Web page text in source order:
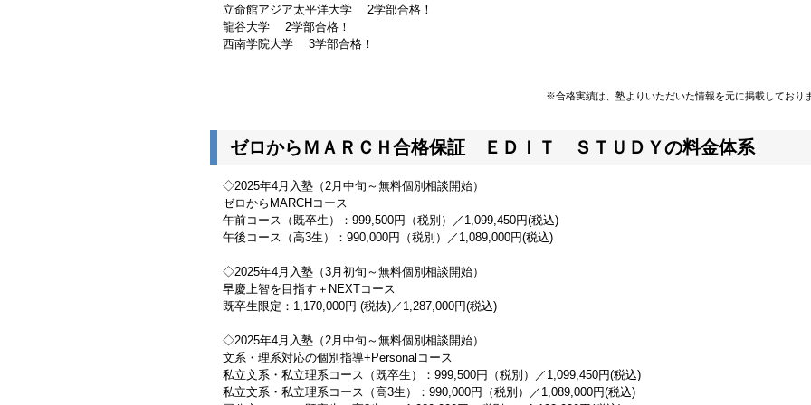
立命館アジア太平洋大学 2学部合格！
龍谷大学 2学部合格！
西南学院大学 3学部合格！
※合格実績は、塾よりいただいた情報を元に掲載しており
ゼロからＭＡＲＣＨ合格保証 ＥＤＩＴ ＳＴＵＤＹの料金体系
◇2025年4月入塾（2月中旬～無料個別相談開始）
ゼロからMARCHコース
午前コース（既卒生）：999,500円（税別）／1,099,450円(税込)
午後コース（高3生）：990,000円（税別）／1,089,000円(税込)
◇2025年4月入塾（3月初旬～無料個別相談開始）
早慶上智を目指す＋NEXTコース
既卒生限定：1,170,000円 (税抜)／1,287,000円(税込)
◇2025年4月入塾（2月中旬～無料個別相談開始）
文系・理系対応の個別指導+Personalコース
私立文系・私立理系コース（既卒生）：999,500円（税別）／1,099,450円(税込)
私立文系・私立理系コース（高3生）：990,000円（税別）／1,089,000円(税込)